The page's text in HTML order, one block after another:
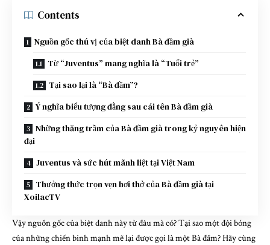
Contents
Nguồn gốc thú vị của biệt danh Bà đầm già
Từ “Juventus” mang nghĩa là “Tuổi trẻ”
Tại sao lại là “Bà đầm”?
Ý nghĩa biểu tượng đằng sau cái tên Bà đầm già
Những thăng trầm của Bà đầm già trong kỷ nguyên hiện
đại
Juventus và sức hút mãnh liệt tại Việt Nam
Thưởng thức trọn vẹn hơi thở của Bà đầm già tại
XoilacTV
Vậy nguồn gốc của biệt danh này từ đâu mà có? Tại sao một đội bóng
của những chiến binh mạnh mẽ lại được gọi là một Bà đầm? Hãy cùng